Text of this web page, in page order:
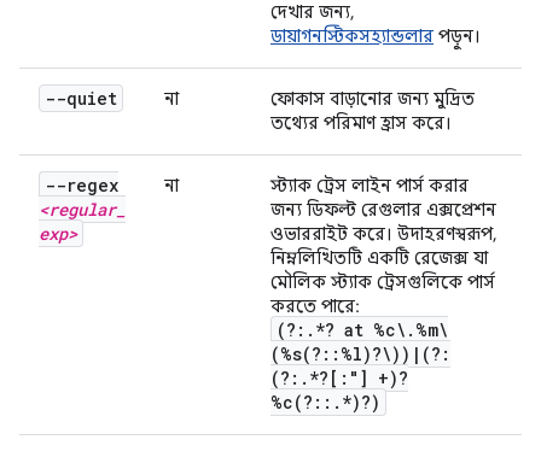
দেখার জন্য,
ডায়াগনস্টিকসহ্যান্ডলার পড়ুন।
--quiet না
ফোকাস বাড়ানোর জন্য মুদ্রিত
তথ্যের পরিমাণ হ্রাস করে।
--regex
<regular_
exp>
না
স্ট্যাক ট্রেস লাইন পার্স করার
জন্য ডিফল্ট রেগুলার এক্সপ্রেশন
ওভাররাইট করে। উদাহরণস্বরূপ,
নিম্নলিখিতটি একটি রেজেক্স যা
মৌলিক স্ট্যাক ট্রেসগুলিকে পার্স
করতে পারে:
(?:.*? at %c\.%m\
(%s(?::%l)?\))|(?:
(?:.*?[:"] +)?
%c(?::.*)?)